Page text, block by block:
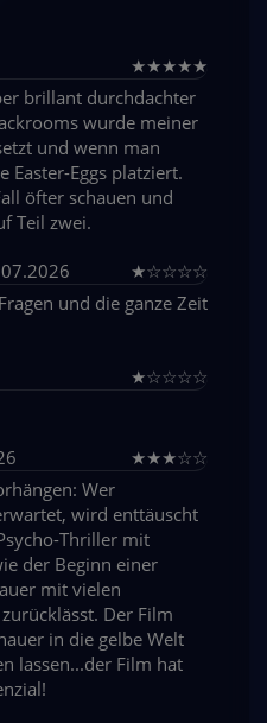
★★★★★
brillant durchdachter
wurde meiner
und wenn man
Easter-Eggs platziert.
öfter schauen und
Teil zwei.
★☆☆☆☆
und die ganze Zeit
★☆☆☆☆
★★★☆☆
Wer
wird enttäuscht
Thriller mit
der Beginn einer
mit vielen
Der Film
in die gelbe Welt
lassen...der Film hat